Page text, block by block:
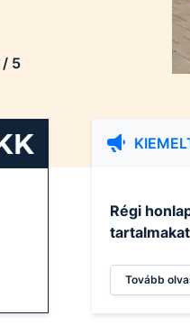
/ 5
Régi
Tovább